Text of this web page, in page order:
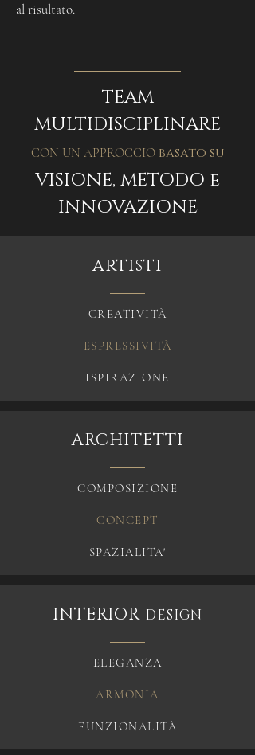
al risultato.
TEAM
MULTIDISCIPLINARE
CON UN APPROCCIObasato su
VISIONE, METODO e
INNOVAZIONE
artisti
CREATIVITÀ
ESPRESSIVITÀ
ISPIRAZIONE
ARCHITETTI
COMPOSIZIONE
CONCEPT
SPAZIALITA'
INTERIOR DESIGN
ELEGANZA
ARMONIA
FUNZIONALITÀ